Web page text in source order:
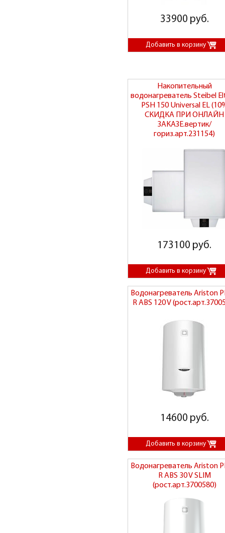
33900 руб.
Накопительный
водонагреватель Steibel
PSH 150 Universal EL
СКИДКА ПРИ ОНЛАЙН
ЗАКАЗЕ.вертик/
гориз.арт.231154)
173100 руб.
Водонагреватель Ariston
R ABS 120 V
14600 руб.
Водонагреватель Ariston
R ABS 30 V SLIM
(рост.арт.3700580)